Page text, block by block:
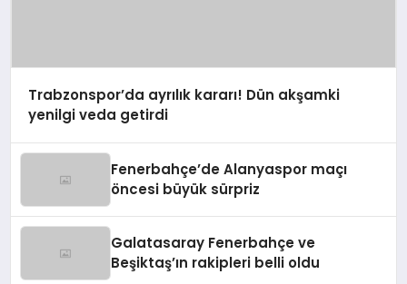
Trabzonspor’da ayrılık kararı! Dün akşamki
yenilgi veda getirdi
Fenerbahçe’de Alanyaspor maçı
öncesi büyük sürpriz
Galatasaray Fenerbahçe ve
Beşiktaş’ın rakipleri belli oldu